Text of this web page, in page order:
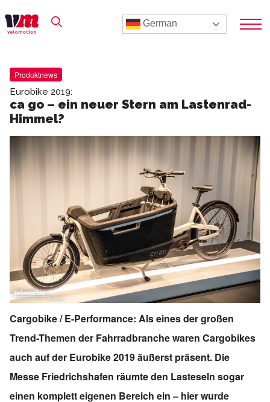
German
Produktnews
Eurobike 2019:
ca go – ein neuer Stern am Lastenrad-
Himmel?
Cargobike / E-Performance: Als eines der großen
Trend-Themen der Fahrradbranche waren Cargobikes
auch auf der Eurobike 2019 äußerst präsent. Die
Messe Friedrichshafen räumte den Lasteseln sogar
einen komplett eigenen Bereich ein – hier wurde